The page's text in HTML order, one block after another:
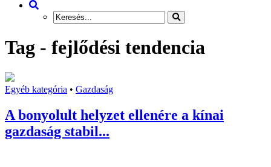
Tag - fejlődési tendencia
Egyéb kategória • Gazdaság
A bonyolult helyzet ellenére a kínai
gazdaság stabil...